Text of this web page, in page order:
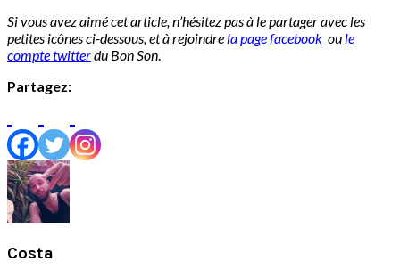
Si vous avez aimé cet article, n’hésitez pas à le partager avec les
petites icônes ci-dessous, et à rejoindrela page facebook oule
compte twitterdu Bon Son.
Partagez:
Costa